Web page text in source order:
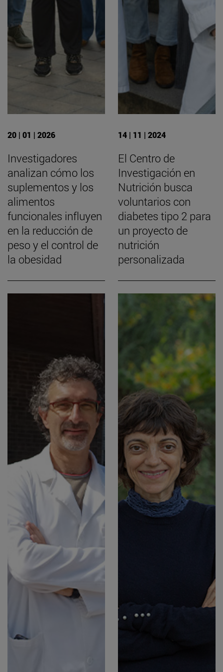
20 | 01 | 2026
Investigadores
analizan cómo los
suplementos y los
alimentos
funcionales influyen
en la reducción de
peso y el control de
la obesidad
14 | 11 | 2024
El Centro de
Investigación en
Nutrición busca
voluntarios con
diabetes tipo 2 para
un proyecto de
nutrición
personalizada